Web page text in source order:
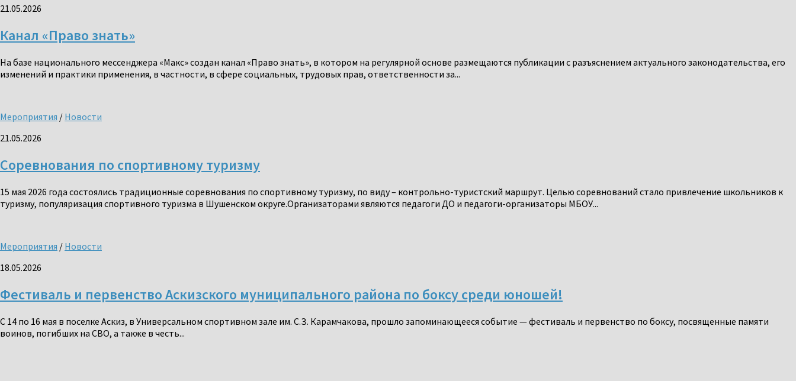
21.05.2026
Канал «Право знать»
На базе национального мессенджера «Макс» создан канал «Право знать», в котором на регулярной основе размещаются публикации с разъяснением актуального законодательства, его
изменений и практики применения, в частности, в сфере социальных, трудовых прав, ответственности за...
Мероприятия / Новости
21.05.2026
Соревнования по спортивному туризму
15 мая 2026 года состоялись традиционные соревнования по спортивному туризму, по виду – контрольно-туристский маршрут. Целью соревнований стало привлечение школьников к
туризму, популяризация спортивного туризма в Шушенском округе.Организаторами являются педагоги ДО и педагоги-организаторы МБОУ...
Мероприятия / Новости
18.05.2026
Фестиваль и первенство Аскизского муниципального района по боксу среди юношей!
С 14 по 16 мая в поселке Аскиз, в Универсальном спортивном зале им. С.З. Карамчакова, прошло запоминающееся событие — фестиваль и первенство по боксу, посвященные памяти
воинов, погибших на СВО, а также в честь...